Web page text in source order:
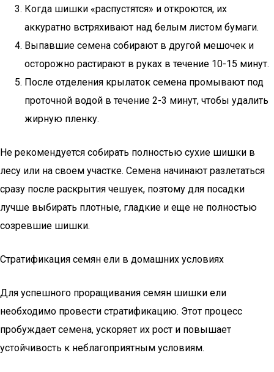
Когда шишки «распустятся» и откроются, их
аккуратно встряхивают над белым листом бумаги.
Выпавшие семена собирают в другой мешочек и
осторожно растирают в руках в течение 10-15 минут.
После отделения крылаток семена промывают под
проточной водой в течение 2-3 минут, чтобы удалить
жирную пленку.
Не рекомендуется собирать полностью сухие шишки в
лесу или на своем участке. Семена начинают разлетаться
сразу после раскрытия чешуек, поэтому для посадки
лучше выбирать плотные, гладкие и еще не полностью
созревшие шишки.
Стратификация семян ели в домашних условиях
Для успешного проращивания семян шишки ели
необходимо провести стратификацию. Этот процесс
пробуждает семена, ускоряет их рост и повышает
устойчивость к неблагоприятным условиям.